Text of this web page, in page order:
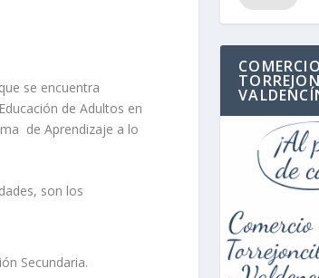
se encuentra
de Adultos en
de Aprendizaje a lo
son los
Secundaria.